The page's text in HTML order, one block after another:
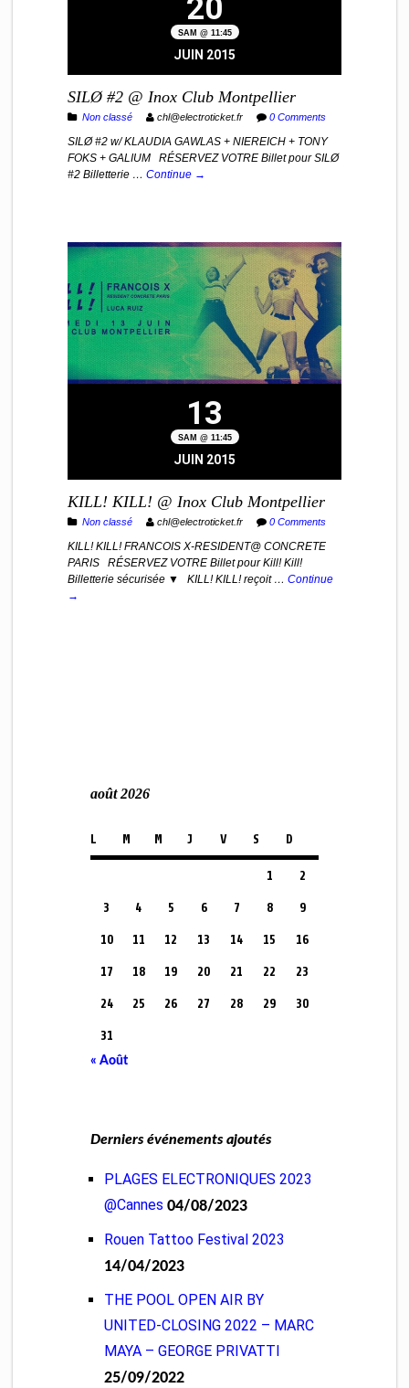
20
SAM @ 11:45
JUIN 2015
SILØ #2 @ Inox Club Montpellier
Non classé chl@electroticket.fr 0 Comments
SILØ #2 w/ KLAUDIA GAWLAS + NIEREICH + TONY
FOKS + GALIUM RÉSERVEZ VOTRE Billet pour SILØ
#2 Billetterie … Continue →
13
SAM @ 11:45
JUIN 2015
KILL! KILL! @ Inox Club Montpellier
Non classé chl@electroticket.fr 0 Comments
KILL! KILL! FRANCOIS X-RESIDENT@ CONCRETE
PARIS RÉSERVEZ VOTRE Billet pour Kill! Kill!
Billetterie sécurisée ▼ KILL! KILL! reçoit … Continue
→
août 2026
L M M J V S D
1 2
3 4 5 6 7 8 9
10 11 12 13 14 15 16
17 18 19 20 21 22 23
24 25 26 27 28 29 30
31
« Août
Derniers événements ajoutés
PLAGES ELECTRONIQUES 2023
@Cannes 04/08/2023
Rouen Tattoo Festival 2023
14/04/2023
THE POOL OPEN AIR BY
UNITED-CLOSING 2022 – MARC
MAYA – GEORGE PRIVATTI
25/09/2022